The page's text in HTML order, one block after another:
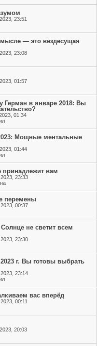
23:51
— это вездесущая
23:08
01:57
Герман в январе 2018: Вы
01:34
Мощные ментальные
01:44
вам
23:33
перемены
00:37
не светит всем
23:30
г. Вы готовы выбрать
23:14
вас вперёд
00:11
20:03